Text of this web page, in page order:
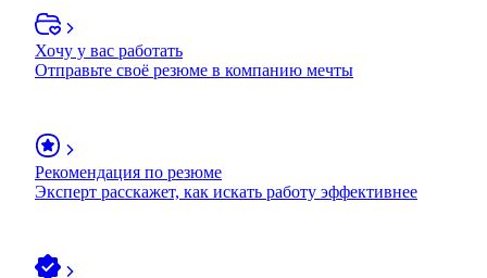
Хочу у вас работать
Отправьте своё резюме в компанию мечты
Рекомендация по резюме
Эксперт расскажет, как искать работу эффективнее